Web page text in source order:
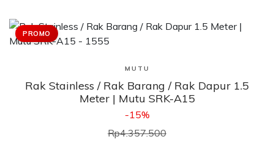
PROMO
Lihat Produk
MUTU
Rak Stainless / Rak Barang / Rak Dapur 1.5
Meter | Mutu SRK-A15
-15%
Rp4.357.500